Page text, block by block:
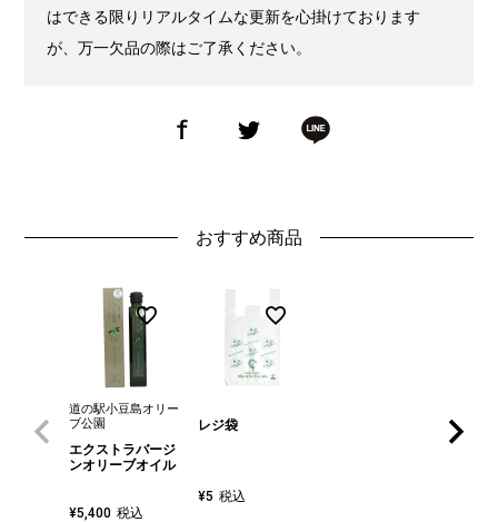
はできる限りリアルタイムな更新を心掛けております
が、万一欠品の際はご了承ください。
おすすめ商品
道の駅小豆島オリー
ブ公園
エクストラバージ
ンオリーブオイル
¥5,400 税込
レジ袋
¥5 税込